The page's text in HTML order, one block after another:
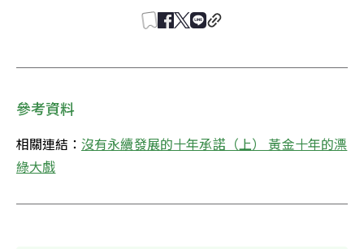
參考資料
相關連結： 沒有永續發展的十年承諾（上） 黃金十年的漂
綠大戲